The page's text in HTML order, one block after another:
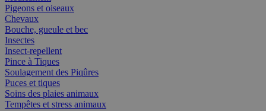
Pigeons et oiseaux
Chevaux
Bouche, gueule et bec
Insectes
Insect-repellent
Pince à Tiques
Soulagement des Piqûres
Puces et tiques
Soins des plaies animaux
Tempêtes et stress animaux